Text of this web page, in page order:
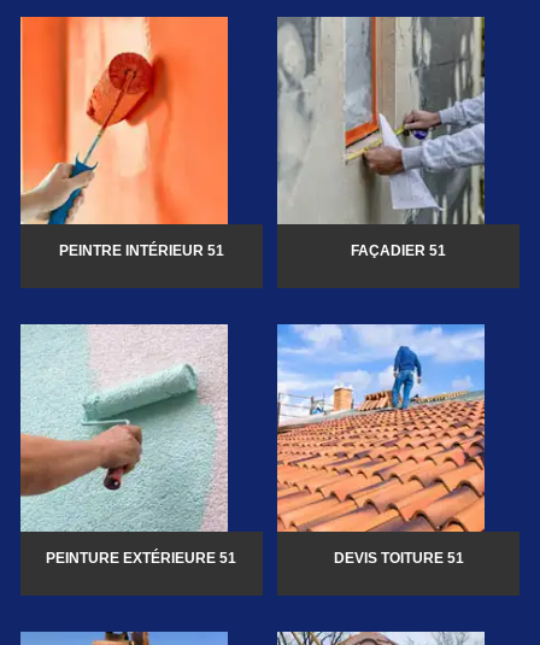
PEINTRE INTÉRIEUR 51 FAÇADIER 51
PEINTURE EXTÉRIEURE 51 DEVIS TOITURE 51